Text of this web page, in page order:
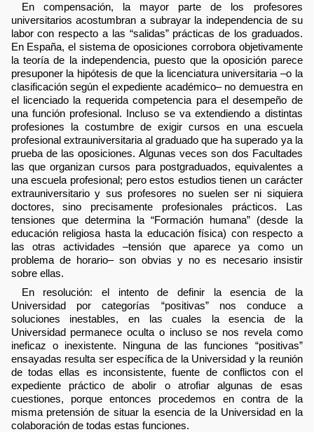
En compensación, la mayor parte de los profesores
universitarios acostumbran a subrayar la independencia de su
labor con respecto a las “salidas” prácticas de los graduados.
En España, el sistema de oposiciones corrobora objetivamente
la teoría de la independencia, puesto que la oposición parece
presuponer la hipótesis de que la licenciatura universitaria –o la
clasificación según el expediente académico– no demuestra en
el licenciado la requerida competencia para el desempeño de
una función profesional. Incluso se va extendiendo a distintas
profesiones la costumbre de exigir cursos en una escuela
profesional extrauniversitaria al graduado que ha superado ya la
prueba de las oposiciones. Algunas veces son dos Facultades
las que organizan cursos para postgraduados, equivalentes a
una escuela profesional; pero estos estudios tienen un carácter
extrauniversitario y sus profesores no suelen ser ni siquiera
doctores, sino precisamente profesionales prácticos. Las
tensiones que determina la “Formación humana” (desde la
educación religiosa hasta la educación física) con respecto a
las otras actividades –tensión que aparece ya como un
problema de horario– son obvias y no es necesario insistir
sobre ellas.
En resolución: el intento de definir la esencia de la
Universidad por categorías “positivas” nos conduce a
soluciones inestables, en las cuales la esencia de la
Universidad permanece oculta o incluso se nos revela como
ineficaz o inexistente. Ninguna de las funciones “positivas”
ensayadas resulta ser específica de la Universidad y la reunión
de todas ellas es inconsistente, fuente de conflictos con el
expediente práctico de abolir o atrofiar algunas de esas
cuestiones, porque entonces procedemos en contra de la
misma pretensión de situar la esencia de la Universidad en la
colaboración de todas estas funciones.